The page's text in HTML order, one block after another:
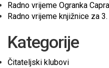
Radno vrijeme Ogranka
Radno vrijeme knjižnice za
Kategorije
Čitateljski klubovi